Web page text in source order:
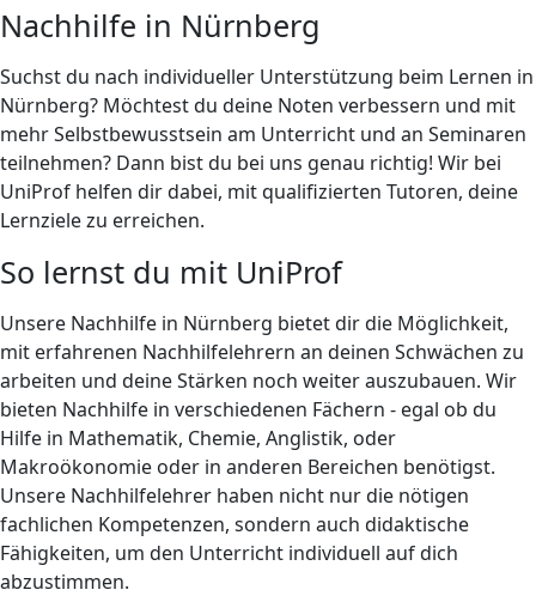
Nachhilfe in Nürnberg
Suchst du nach individueller Unterstützung beim Lernen in
Nürnberg? Möchtest du deine Noten verbessern und mit
mehr Selbstbewusstsein am Unterricht und an Seminaren
teilnehmen? Dann bist du bei uns genau richtig! Wir bei
UniProf helfen dir dabei, mit qualifizierten Tutoren, deine
Lernziele zu erreichen.
So lernst du mit UniProf
Unsere Nachhilfe in Nürnberg bietet dir die Möglichkeit,
mit erfahrenen Nachhilfelehrern an deinen Schwächen zu
arbeiten und deine Stärken noch weiter auszubauen. Wir
bieten Nachhilfe in verschiedenen Fächern - egal ob du
Hilfe in Mathematik, Chemie, Anglistik, oder
Makroökonomie oder in anderen Bereichen benötigst.
Unsere Nachhilfelehrer haben nicht nur die nötigen
fachlichen Kompetenzen, sondern auch didaktische
Fähigkeiten, um den Unterricht individuell auf dich
abzustimmen.